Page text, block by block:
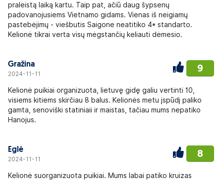
praleistą laiką kartu. Taip pat, ačiū daug šypsenų
padovanojusiems Vietnamo gidams. Vienas iš neigiamų
pastebėjimų - viešbutis Saigone neatitiko 4* standarto.
Kelionė tikrai verta visų mėgstančių keliauti dėmesio.
Gražina
2024-11-11 9
Kelionė puikiai organizuota, lietuvę gidę galiu vertinti 10,
visiems kitiems skirčiau 8 balus. Kelionės metu įspūdį paliko
gamta, senoviški statiniaii ir maistas, tačiau mums nepatiko
Hanojus.
Eglė
2024-11-11 8
Kelionė suorganizuota puikiai. Mums labai patiko kruizas